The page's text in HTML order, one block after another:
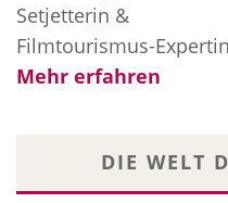
Setjetterin &
Filmtourismus-Expertin
Mehr erfahren
DIE WELT